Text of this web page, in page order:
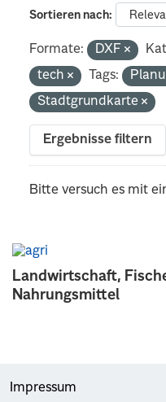
Landwirtschaft,
Nahrungsmittel
Sortieren nach
Formate: DXF
tech
Tags:
Stadtgrundkarte
Ergebnisse filtern
Bitte versuch es mit
Impressum